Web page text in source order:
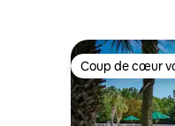
Coup de cœur
Coup de cœur